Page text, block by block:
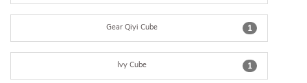
1
Gear Qiyi Cube
1
Ivy Cube